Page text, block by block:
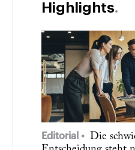
Highlights
Editorial
Die